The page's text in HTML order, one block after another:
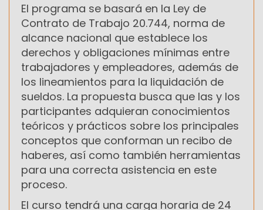
El programa se basará en la Ley de
Contrato de Trabajo 20.744, norma de
alcance nacional que establece los
derechos y obligaciones mínimas entre
trabajadores y empleadores, además de
los lineamientos para la liquidación de
sueldos. La propuesta busca que las y los
participantes adquieran conocimientos
teóricos y prácticos sobre los principales
conceptos que conforman un recibo de
haberes, así como también herramientas
para una correcta asistencia en este
proceso.
El curso tendrá una carga horaria de 24